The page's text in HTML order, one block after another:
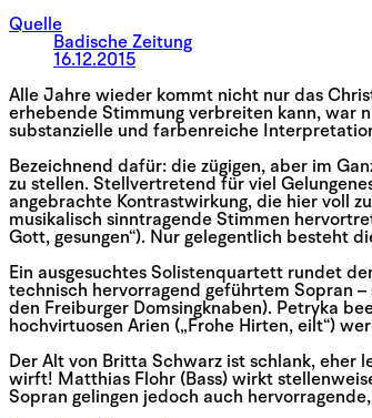
Quelle
Badische Zeitung
16.12.2015
Alle Jahre wieder kommt nicht nur das
erhebende Stimmung verbreiten kann, war
substanzielle und farbenreiche
Bezeichnend dafür: die zügigen, aber im
zu stellen. Stellvertretend für viel
angebrachte Kontrastwirkung, die hier voll
musikalisch sinntragende Stimmen
Gott, gesungen“). Nur gelegentlich besteht
Ein ausgesuchtes Solistenquartett rundet
technisch hervorragend geführtem Sopran
den Freiburger Domsingknaben). Petryka
hochvirtuosen Arien („Frohe Hirten, eilt“)
Der Alt von Britta Schwarz ist schlank, eher
wirft! Matthias Flohr (Bass) wirkt
Sopran gelingen jedoch auch